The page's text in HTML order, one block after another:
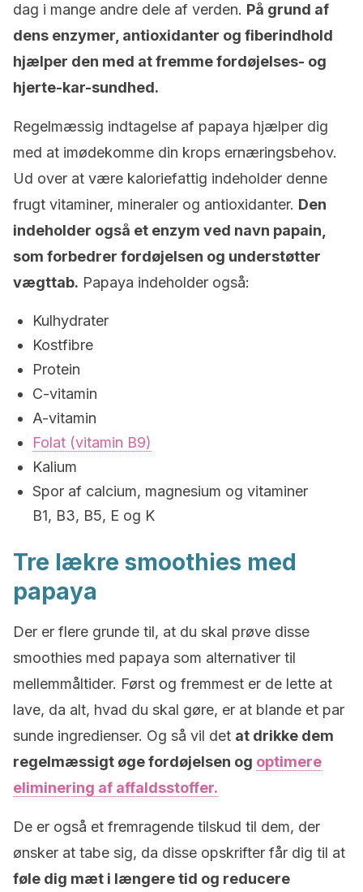
dag i mange andre dele af verden. På grund af
dens enzymer, antioxidanter og fiberindhold
hjælper den med at fremme fordøjelses- og
hjerte-kar-sundhed.
Regelmæssig indtagelse af papaya hjælper dig
med at imødekomme din krops ernæringsbehov.
Ud over at være kaloriefattig indeholder denne
frugt vitaminer, mineraler og antioxidanter. Den
indeholder også et enzym ved navn papain,
som forbedrer fordøjelsen og understøtter
vægttab. Papaya indeholder også:
Kulhydrater
Kostfibre
Protein
C-vitamin
A-vitamin
Folat (vitamin B9)
Kalium
Spor af calcium, magnesium og vitaminer
B1, B3, B5, E og K
Tre lækre smoothies med
papaya
Der er flere grunde til, at du skal prøve disse
smoothies med papaya som alternativer til
mellemmåltider. Først og fremmest er de lette at
lave, da alt, hvad du skal gøre, er at blande et par
sunde ingredienser. Og så vil det at drikke dem
regelmæssigt øge fordøjelsen og optimere
eliminering af affaldsstoffer.
De er også et fremragende tilskud til dem, der
ønsker at tabe sig, da disse opskrifter får dig til at
føle dig mæt i længere tid og reducere